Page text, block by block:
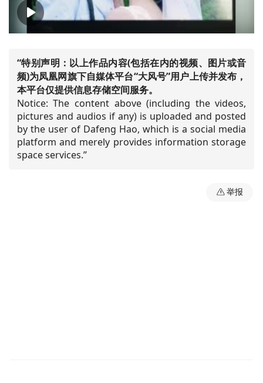
00:00 01:13
“特别声明：以上作品内容(包括在内的视频、图片或音
频)为凤凰网旗下自媒体平台“大风号”用户上传并发布，
本平台仅提供信息存储空间服务。
Notice: The content above (including the videos,
pictures and audios if any) is uploaded and posted
by the user of Dafeng Hao, which is a social media
platform and merely provides information storage
space services.”
举报